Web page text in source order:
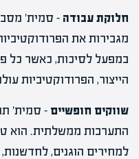
חלוקת עבודה – סמית'
מגבירות את
במפעל לסיכות, כאשר כל
הייצור, הפרודוקטיביות
שווקים חופשיים – סמית'
התערבות ממשלתית. הוא
למחירים הוגנים,